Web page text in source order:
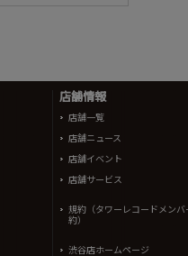
店舗情報
店舗一覧
店舗ニュース
店舗イベント
店舗サービス
規約（タワーレコードメンバ
約）
渋谷店ホームページ